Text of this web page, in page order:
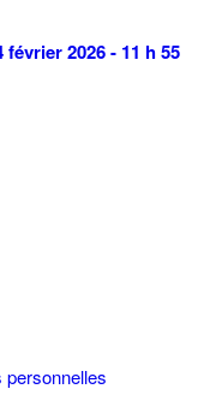
février 2026 - 11 h 55
personnelles